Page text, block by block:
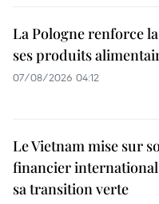
La Pologne renforce
ses produits
07/08/2026 04:12
Le Vietnam mise sur
financier
sa transition verte